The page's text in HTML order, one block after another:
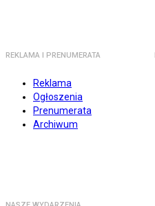
REKLAMA I PRENUMERATA
Reklama
Ogłoszenia
Prenumerata
Archiwum